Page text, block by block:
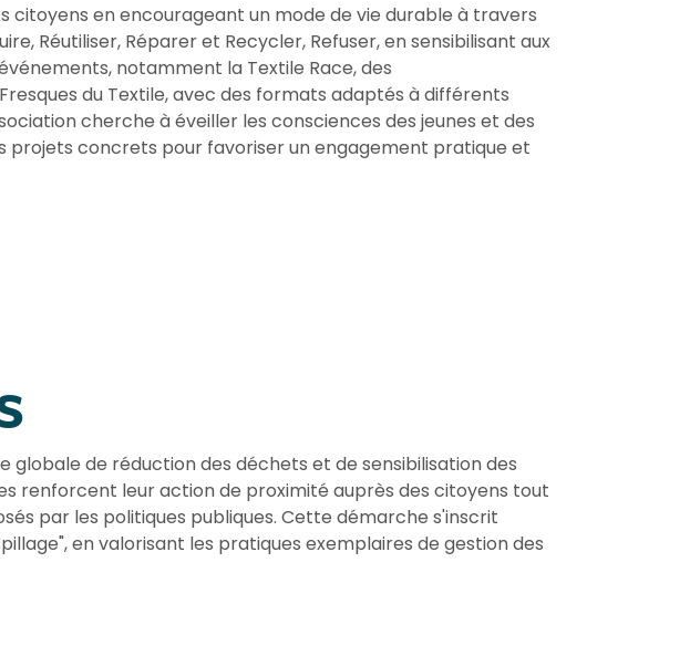
citoyens en encourageant un mode de vie durable à travers
Réutiliser, Réparer et Recycler, Refuser, en sensibilisant aux
notamment la Textile Race, des
du Textile, avec des formats adaptés à différents
cherche à éveiller les consciences des jeunes et des
projets concrets pour favoriser un engagement pratique et
de réduction des déchets et de sensibilisation des
renforcent leur action de proximité auprès des citoyens tout
par les politiques publiques. Cette démarche s'inscrit
en valorisant les pratiques exemplaires de gestion des